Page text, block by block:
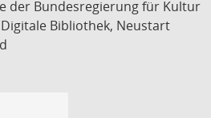
der Bundesregierung für Kultur
Bibliothek, Neustart